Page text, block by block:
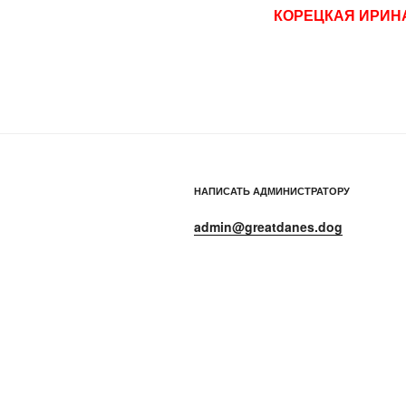
КОРЕЦКАЯ
НАПИСАТЬ АДМИНИСТРАТОРУ
admin@greatdanes.dog